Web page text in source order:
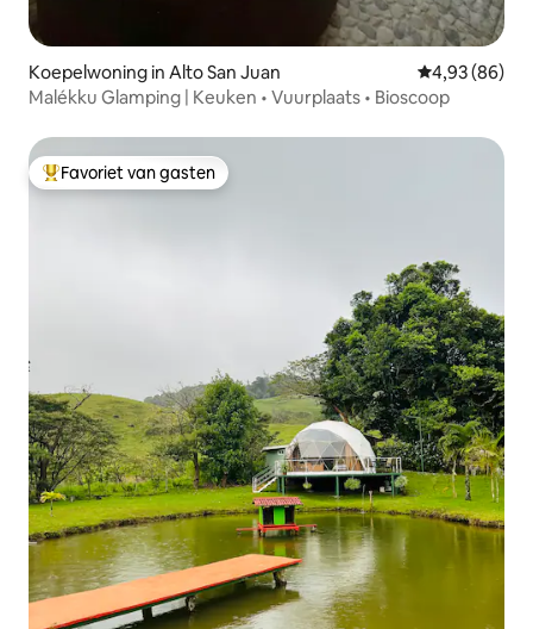
Koepelwoning in Alto San Juan Gemiddelde
4,93 (86)
Malékku Glamping | Keuken • Vuurplaats • Bioscoop
Topfavoriet van gasten
Favoriet van gasten